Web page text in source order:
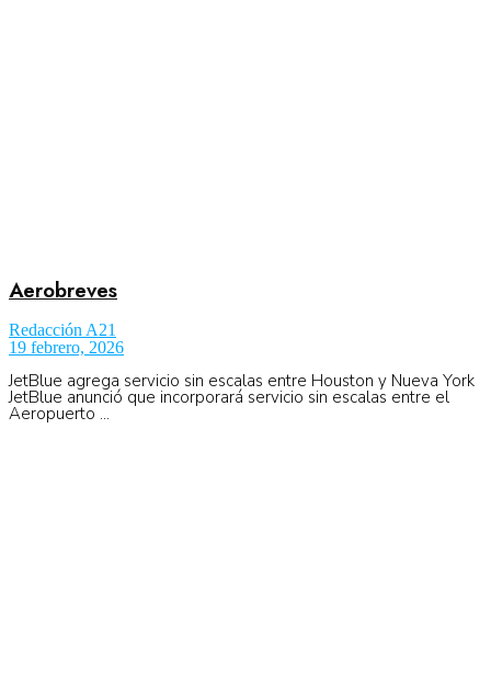
Aerobreves
Redacción A21
19 febrero, 2026
JetBlue agrega servicio sin escalas entre Houston y Nueva York
JetBlue anunció que incorporará servicio sin escalas entre el
Aeropuerto ...